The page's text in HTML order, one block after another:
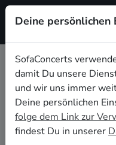
die
Die alljährliche
bist auf der Suche
Deine persönlichen
SofaConcerts
damit Du unsere
und wir uns immer
Deine persönlichen
folge dem Link zur
findest Du in unserer